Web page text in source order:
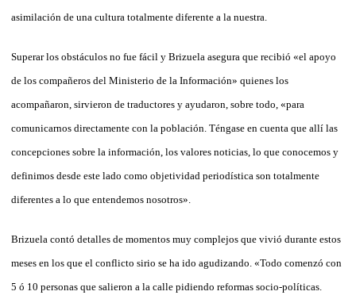
asimilación de una cultura totalmente diferente a la nuestra.
Superar los obstáculos no fue fácil y Brizuela asegura que recibió «el apoyo
de los compañeros del Ministerio de la Información» quienes los
acompañaron, sirvieron de traductores y ayudaron, sobre todo, «para
comunicarnos directamente con la población. Téngase en cuenta que allí las
concepciones sobre la información, los valores noticias, lo que conocemos y
definimos desde este lado como objetividad periodística son totalmente
diferentes a lo que entendemos nosotros».
Brizuela contó detalles de momentos muy complejos que vivió durante estos
meses en los que el conflicto sirio se ha ido agudizando. «Todo comenzó con
5 ó 10 personas que salieron a la calle pidiendo reformas socio-políticas.